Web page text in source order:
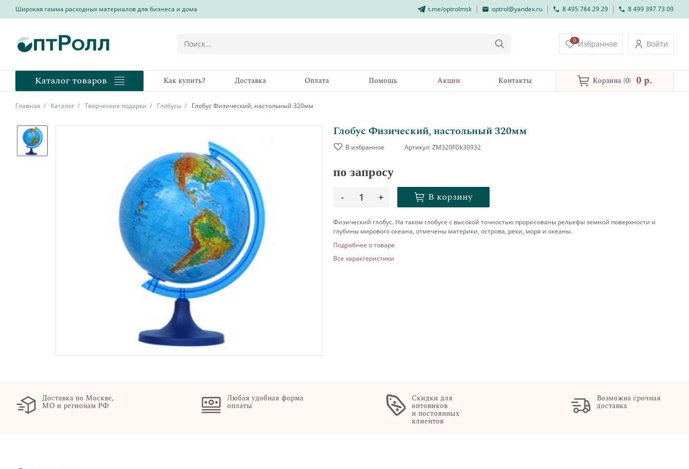
Широкая гамма расходных материалов для бизнеса и дома t.me/optrolmsk optrol@yandex.ru 8 495 784 29 29 8 499 397 73 09
0 Избранное Войти
Каталог товаров Как купить? Доставка Оплата Помощь Акции Контакты Корзина (0) 0 p.
Главная Каталог Творческие подарки Глобусы Глобус Физический, настольный 320мм
Глобус Физический, настольный 320мм
В избранное Артикул:ZM320FDk30932
по запросу
- 1 + В корзину
Физический глобус. На таком глобусе с высокой точностью прорисованы рельефы земной поверхности и
глубины мирового океана, отмечены материки, острова, реки, моря и океаны.
Подробнее о товаре
Все характеристики
Доставка по Москве,
МО и регионам РФ
Любая удобная форма
оплаты
Скидки для
оптовиков
и постоянных
клиентов
Возможна срочная
доставка